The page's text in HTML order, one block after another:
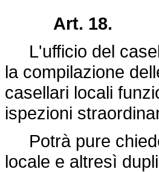
Art. 18.
L'ufficio del
la compilazione
casellari locali
ispezioni
Potrà pure
locale e altresì